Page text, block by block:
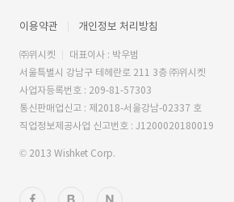
이용약관 개인정보 처리방침
㈜위시켓
대표이사 : 박우범
서울특별시 강남구 테헤란로 211 3층 ㈜위시켓
사업자등록번호 : 209-81-57303
통신판매업신고 : 제2018-서울강남-02337 호
직업정보제공사업 신고번호 : J1200020180019
© 2013 Wishket Corp.